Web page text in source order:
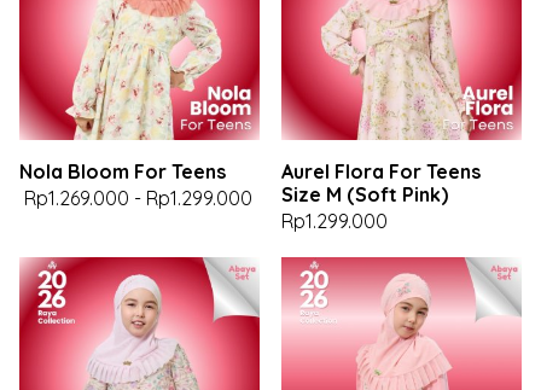
Nola Bloom For Teens
Rp1.269.000 - Rp1.299.000
Aurel Flora For Teens
Size M (Soft Pink)
Rp1.299.000